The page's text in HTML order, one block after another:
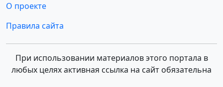
О проекте
Правила сайта
При использовании материалов этого портала в
любых целях активная ссылка на сайт обязательна